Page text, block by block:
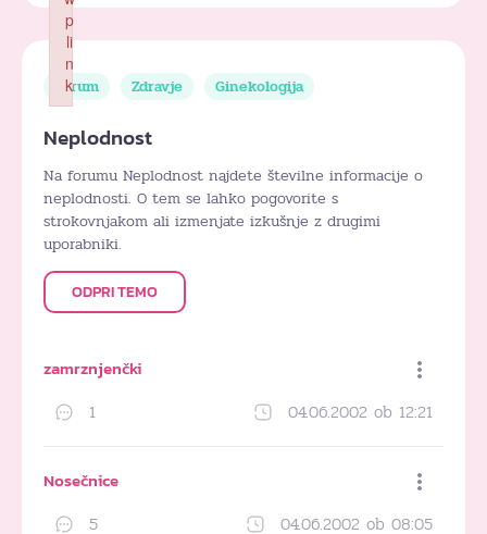
Forum Zdravje Ginekologija
Neplodnost
Na forumu Neplodnost najdete številne informacije o
neplodnosti. O tem se lahko pogovorite s
strokovnjakom ali izmenjate izkušnje z drugimi
uporabniki.
ODPRI TEMO
zamrznjenčki
1 04.06.2002 ob 12:21
Nosečnice
5 04.06.2002 ob 08:05
p
li
n
k
Failed to initialize plugin: wplink